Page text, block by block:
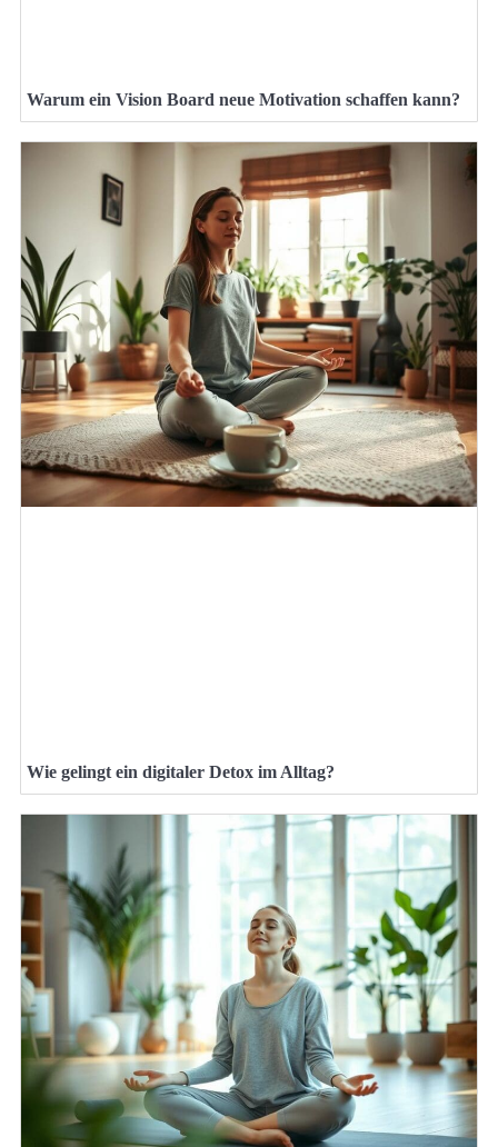
Warum ein Vision Board neue Motivation schaffen kann?
Wie gelingt ein digitaler Detox im Alltag?